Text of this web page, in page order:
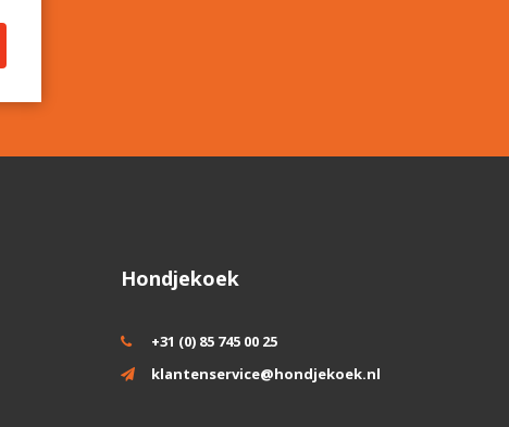
Hondjekoek
+31 (0) 85 745 00 25
klantenservice@hondjekoek.nl